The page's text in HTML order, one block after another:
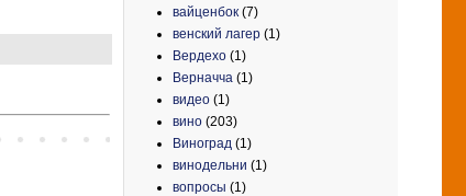
вайценбок (7)
венский лагер (1)
Вердехо (1)
Верначча (1)
видео (1)
вино (203)
Виноград (1)
винодельни (1)
вопросы (1)